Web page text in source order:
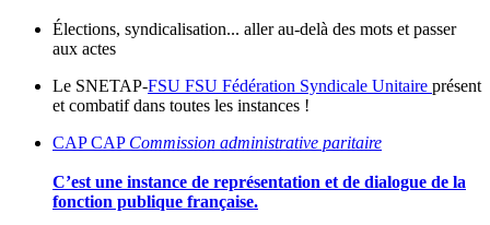
Élections, syndicalisation... aller au-delà des mots et passer
aux actes
Le SNETAP-FSU FSU Fédération Syndicale Unitaire présent
et combatif dans toutes les instances !
CAP CAP Commission administrative paritaire
C’est une instance de représentation et de dialogue de la
fonction publique française.